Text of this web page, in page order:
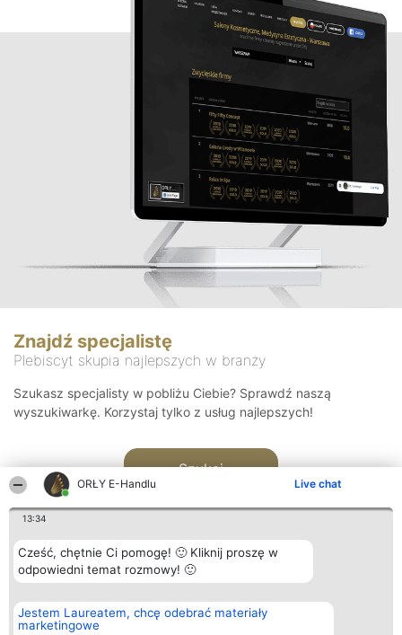
ORŁY E-Handlu Live chat
13:34
Cześć, chętnie Ci pomogę! 🙂 Kliknij proszę w
odpowiedni temat rozmowy! 🙂
Jestem Laureatem, chcę odebrać materiały
marketingowe
Znajdź specjalistę
Plebiscyt skupia najlepszych w branży
Szukasz specjalisty w pobliżu Ciebie? Sprawdź naszą
wyszukiwarkę. Korzystaj tylko z usług najlepszych!
Szukaj
Organizator plebiscytu
Bright Side Solutions sp. z o.
o. sp. k.
Plebiscyt
Laureaci
Kontakt
Kontakt